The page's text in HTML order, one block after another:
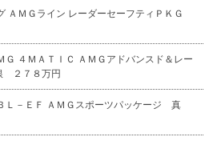
ＡＭＧライン レーダーセーフティＰＫＧ
Ｇ ４ＭＡＴＩＣ ＡＭＧアドバンスド＆レー
２７８万円
Ｌ－ＥＦ ＡＭＧスポーツパッケージ 真